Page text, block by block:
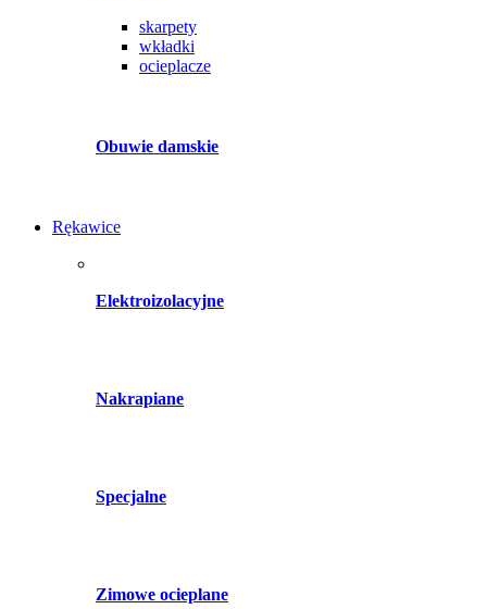
skarpety
wkładki
ocieplacze
Obuwie damskie
Rękawice
Elektroizolacyjne
Nakrapiane
Specjalne
Zimowe ocieplane